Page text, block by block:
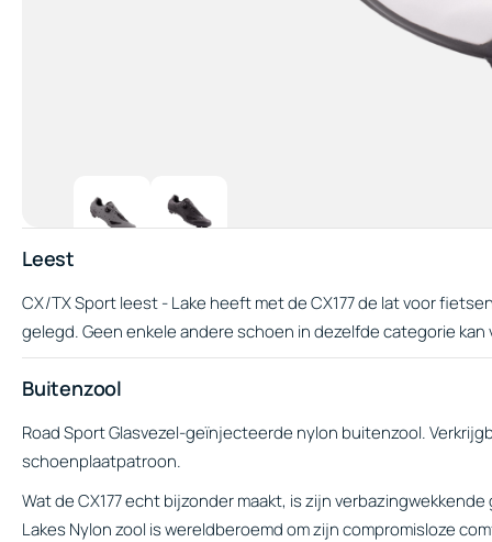
Leest
CX/TX Sport leest - Lake heeft met de CX177 de lat voor
gelegd. Geen enkele andere schoen in dezelfde categorie kan
Buitenzool
Road Sport Glasvezel-geïnjecteerde nylon buitenzool.
schoenplaatpatroon.
Wat de CX177 echt bijzonder maakt, is zijn
Lakes Nylon zool is wereldberoemd om zijn compromisloze